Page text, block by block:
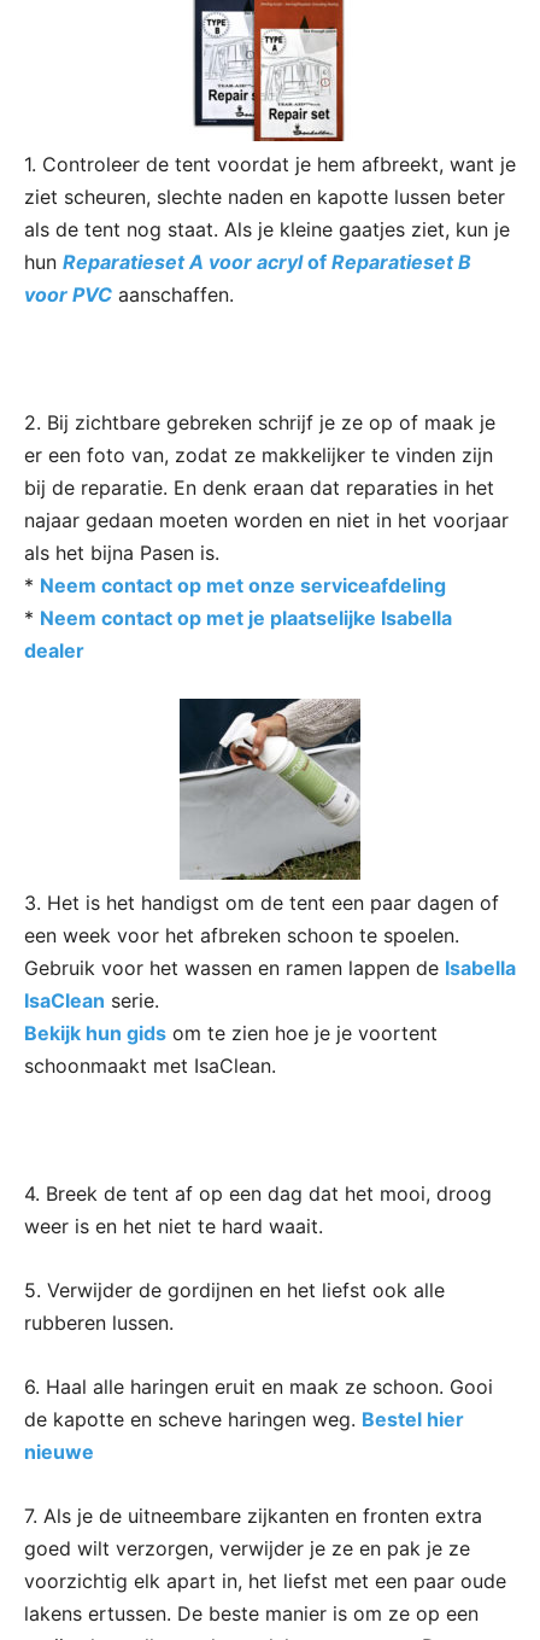
1. Controleer de tent voordat je hem afbreekt, want je
ziet scheuren, slechte naden en kapotte lussen beter
als de tent nog staat. Als je kleine gaatjes ziet, kun je
hun Reparatieset A voor acrylof Reparatieset B
voor PVC aanschaffen.
2. Bij zichtbare gebreken schrijf je ze op of maak je
er een foto van, zodat ze makkelijker te vinden zijn
bij de reparatie. En denk eraan dat reparaties in het
najaar gedaan moeten worden en niet in het voorjaar
als het bijna Pasen is.
* Neem contact op met onze serviceafdeling
* Neem contact op met je plaatselijke Isabella
dealer
3. Het is het handigst om de tent een paar dagen of
een week voor het afbreken schoon te spoelen.
Gebruik voor het wassen en ramen lappen de Isabella
IsaClean serie.
Bekijk hun gids om te zien hoe je je voortent
schoonmaakt met IsaClean.
4. Breek de tent af op een dag dat het mooi, droog
weer is en het niet te hard waait.
5. Verwijder de gordijnen en het liefst ook alle
rubberen lussen.
6. Haal alle haringen eruit en maak ze schoon. Gooi
de kapotte en scheve haringen weg. Bestel hier
nieuwe
7. Als je de uitneembare zijkanten en fronten extra
goed wilt verzorgen, verwijder je ze en pak je ze
voorzichtig elk apart in, het liefst met een paar oude
lakens ertussen. De beste manier is om ze op een